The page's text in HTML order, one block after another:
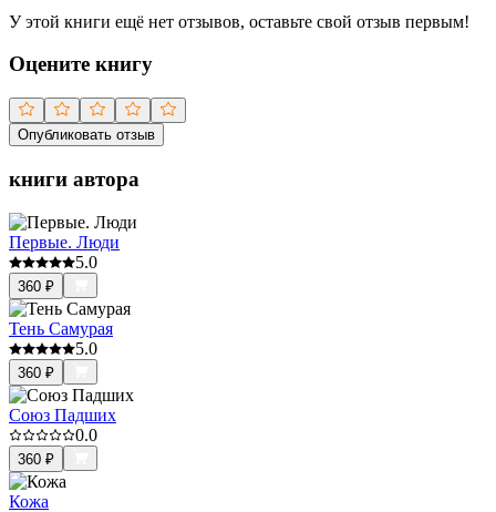
У этой книги ещё нет отзывов, оставьте свой отзыв первым!
Оцените книгу
Опубликовать отзыв
книги автора
Первые. Люди
5.0
360 ₽
Тень Самурая
5.0
360 ₽
Союз Падших
0.0
360 ₽
Кожа